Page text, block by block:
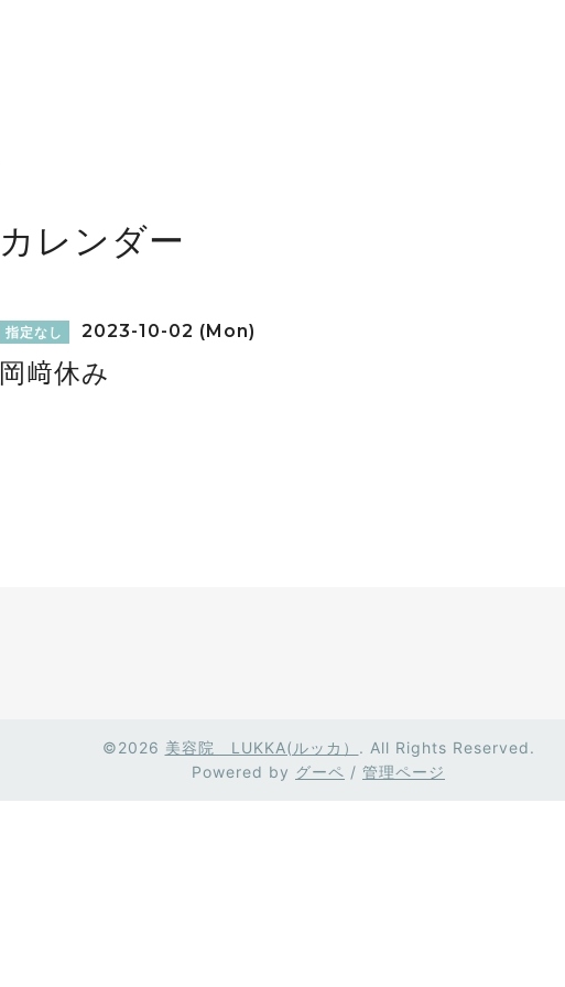
カレンダー
指定なし 2023-10-02 (Mon)
岡﨑休み
©2026 美容院 LUKKA(ルッカ） . All Rights Reserved.
Powered by グーペ / 管理ページ